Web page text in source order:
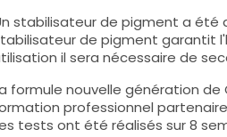
stabilisateur de pigment a été
de pigment garantit
il sera nécessaire de
formule nouvelle génération
professionnel
tests ont été réalisés sur 8